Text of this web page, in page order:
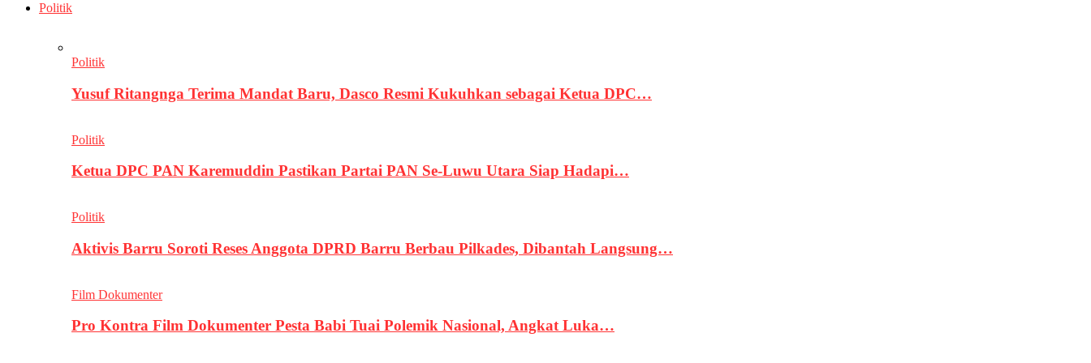
Politik
Politik
Yusuf Ritangnga Terima Mandat Baru, Dasco Resmi Kukuhkan sebagai Ketua DPC…
Politik
Ketua DPC PAN Karemuddin Pastikan Partai PAN Se-Luwu Utara Siap Hadapi…
Politik
Aktivis Barru Soroti Reses Anggota DPRD Barru Berbau Pilkades, Dibantah Langsung…
Film Dokumenter
Pro Kontra Film Dokumenter Pesta Babi Tuai Polemik Nasional, Angkat Luka…